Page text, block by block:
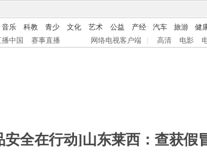
音乐 科教 青少 文化 艺术 公益 产经 汽车 旅游 健
播中国 赛事直播 网络电视客户端 高清 电影
安全在行动]山东莱西：查获假